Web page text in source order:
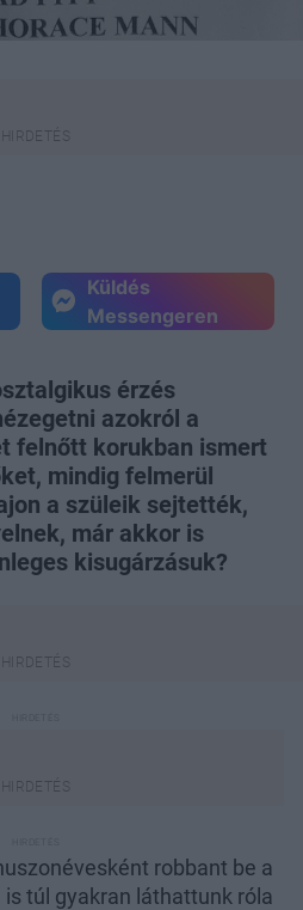
Küldés
Messengeren
érzés
azokról a
felnőtt korukban ismert
mindig felmerül
a szüleik sejtették,
már akkor is
kisugárzásuk?
robbant be a
túl gyakran láthattunk róla